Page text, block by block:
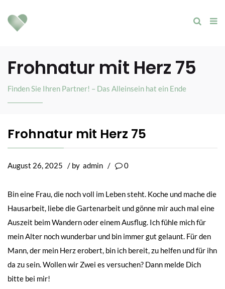
Frohnatur mit Herz 75
Finden Sie Ihren Partner! – Das Alleinsein hat ein Ende
Frohnatur mit Herz 75
August 26, 2025 / by admin / 0
Bin eine Frau, die noch voll im Leben steht. Koche und mache die
Hausarbeit, liebe die Gartenarbeit und gönne mir auch mal eine
Auszeit beim Wandern oder einem Ausflug. Ich fühle mich für
mein Alter noch wunderbar und bin immer gut gelaunt. Für den
Mann, der mein Herz erobert, bin ich bereit, zu helfen und für ihn
da zu sein. Wollen wir Zwei es versuchen? Dann melde Dich
bitte bei mir!